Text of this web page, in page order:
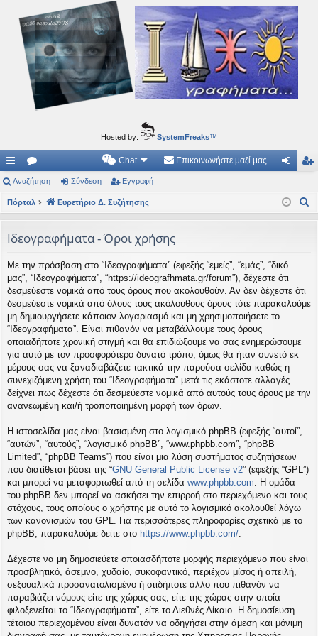
Ιδεογραφήματα
Αυτός ο τόπος φιλοδοξεί να ανοίγει μονοπάτια για τα συναρπαστικά και όμορφα ταξίδια του
Hosted by: SystemFreaks™
ρή
γο
ς
συ
νδ
έσ
εις
.
Συ
τή
σε
ις
Chat Επικοινωνήστε μαζί μας
δε ρα
Αναζήτηση Σύνδεση Εγγραφή
Πόρταλ Ευρετήριο Δ. Συζήτησης
Ιδεογραφήματα - Όροι χρήσης
Με την πρόσβαση στο “Ιδεογραφήματα” (εφεξής “εμείς”, “εμάς”, “δικό
μας”, “Ιδεογραφήματα”, “https://ideografhmata.gr/forum”), δέχεστε ότι
δεσμεύεστε νομικά από τους όρους που ακολουθούν. Αν δεν δέχεστε ότι
δεσμεύεστε νομικά από όλους τους ακόλουθους όρους τότε παρακαλούμε
μη δημιουργήσετε κάποιον λογαριασμό και μη χρησιμοποιήσετε το
“Ιδεογραφήματα”. Είναι πιθανόν να μεταβάλλουμε τους όρους
οποιαδήποτε χρονική στιγμή και θα επιδιώξουμε να σας ενημερώσουμε
για αυτό με τον προσφορότερο δυνατό τρόπο, όμως θα ήταν συνετό εκ
μέρους σας να ξαναδιαβάζετε τακτικά την παρούσα σελίδα καθώς η
συνεχιζόμενη χρήση του “Ιδεογραφήματα” μετά τις εκάστοτε αλλαγές
δείχνει πως δέχεστε ότι δεσμεύεστε νομικά από αυτούς τους όρους με την
ανανεωμένη και/ή τροποποιημένη μορφή των όρων.
Η ιστοσελίδα μας είναι βασισμένη στο λογισμικό phpBB (εφεξής “αυτοί”,
“αυτών”, “αυτούς”, “λογισμικό phpBB”, “www.phpbb.com”, “phpBB
Limited”, “phpBB Teams”) που είναι μια λύση συστήματος συζητήσεων
που διατίθεται βάσει της “GNU General Public License v2” (εφεξής “GPL”)
και μπορεί να μεταφορτωθεί από τη σελίδα www.phpbb.com . Η ομάδα
του phpBB δεν μπορεί να ασκήσει την επιρροή στο περιεχόμενο και τους
στόχους, τους οποίους ο χρήστης με αυτό το λογισμικό ακολουθεί λόγω
των κανονισμών του GPL. Για περισσότερες πληροφορίες σχετικά με το
phpBB, παρακαλούμε δείτε στο https://www.phpbb.com/
Δέχεστε να μη δημοσιεύετε οποιασδήποτε μορφής περιεχόμενο που είναι
προσβλητικό, άσεμνο, χυδαίο, συκοφαντικό, περιέχον μίσος ή απειλή,
σεξουαλικά προσανατολισμένο ή οτιδήποτε άλλο που πιθανόν να
παραβιάζει νόμους είτε της χώρας σας, είτε της χώρας στην οποία
φιλοξενείται το “Ιδεογραφήματα”, είτε το Διεθνές Δίκαιο. Η δημοσίευση
τέτοιου περιεχομένου είναι δυνατόν να οδηγήσει στην άμεση και μόνιμη